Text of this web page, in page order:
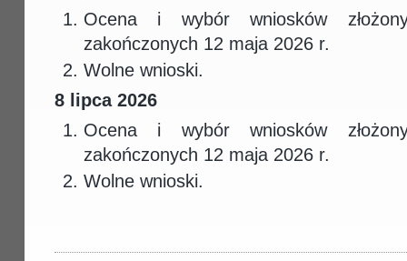
Ocena i wybór wniosków
zakończonych 12 maja 2026 r.
Wolne wnioski.
8 lipca 2026
Ocena i wybór wniosków
zakończonych 12 maja 2026 r.
Wolne wnioski.